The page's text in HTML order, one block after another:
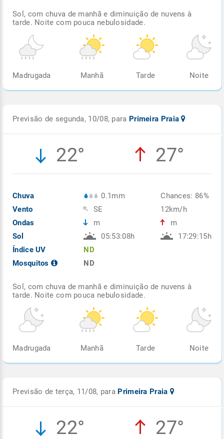
Sol, com chuva de manhã e diminuição de nuvens à
tarde. Noite com pouca nebulosidade.
Madrugada Manhã Tarde Noite
Previsão de segunda, 10/08, para Primeira Praia
22° 27°
Chuva
Vento
Ondas
Sol
Índice UV
Mosquitos
0.1mm
SE
m
05:53:08h
ND
ND
Chances: 86%
12km/h
m
17:29:15h
Sol, com chuva de manhã e diminuição de nuvens à
tarde. Noite com pouca nebulosidade.
Madrugada Manhã Tarde Noite
Previsão de terça, 11/08, para Primeira Praia
22° 27°